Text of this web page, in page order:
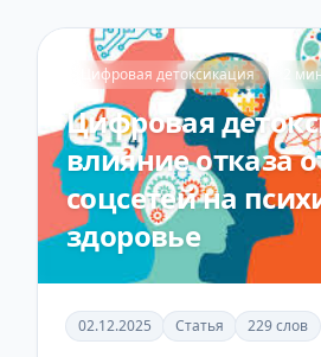
Цифровая детоксикация 2
Цифровая
влияние отказа
соцсетей на
здоровье
02.12.2025 Статья 229 слов